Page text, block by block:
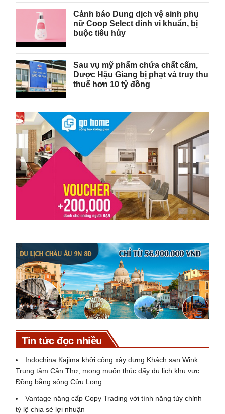
Cảnh báo Dung dịch vệ sinh phụ
nữ Coop Select dính vi khuẩn, bị
buộc tiêu hủy
Sau vụ mỹ phẩm chứa chất cấm,
Dược Hậu Giang bị phạt và truy thu
thuế hơn 10 tỷ đồng
Tin tức đọc nhiều
Indochina Kajima khởi công xây dựng Khách sạn Wink
Trung tâm Cần Thơ, mong muốn thúc đẩy du lịch khu vực
Đồng bằng sông Cửu Long
Vantage nâng cấp Copy Trading với tính năng tùy chỉnh
tỷ lệ chia sẻ lợi nhuận